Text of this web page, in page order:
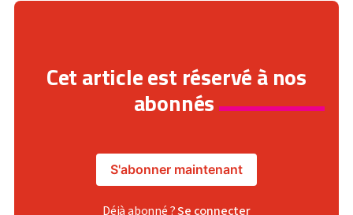
Cet article est réservé à nos
abonnés
S'abonner maintenant
Déjà abonné ?Se connecter